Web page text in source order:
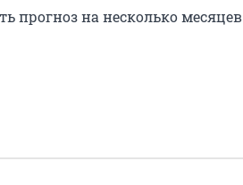
прогноз на несколько месяцев